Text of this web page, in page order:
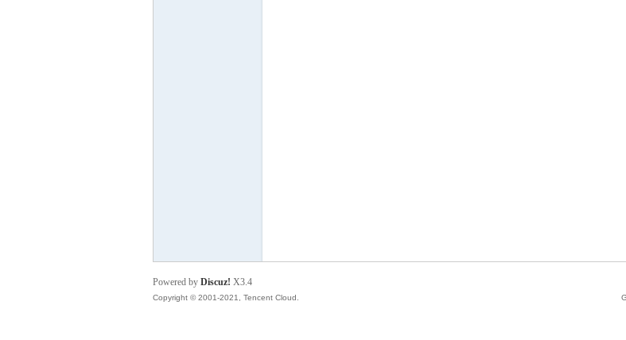
Powered by Discuz! X3.4
Copyright © 2001-2021, Tencent Cloud.